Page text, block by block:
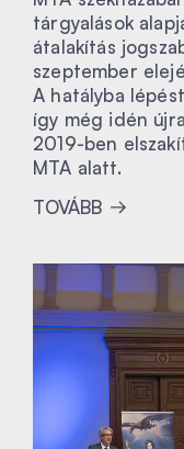
tárgyalások
átalakítás
szeptember
A hatályba
így még idén
2019-ben
MTA alatt.
TOVÁBB